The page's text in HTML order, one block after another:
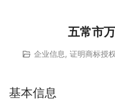
五常市
企业信息 证明商标授
基本信息